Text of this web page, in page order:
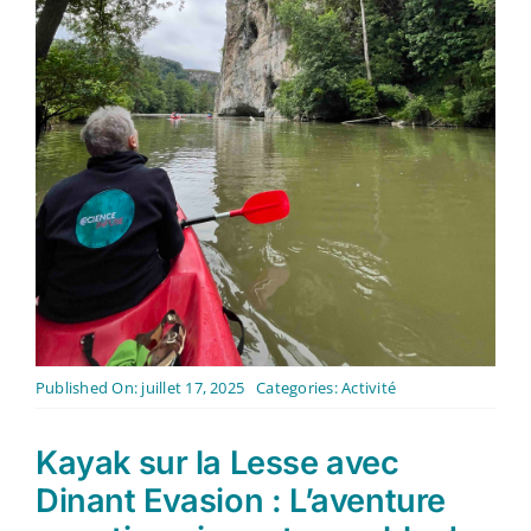
Contact
Français
Published On: juillet 17, 2025 Categories:Activité
Kayak sur la Lesse avec
Dinant Evasion : L’aventure